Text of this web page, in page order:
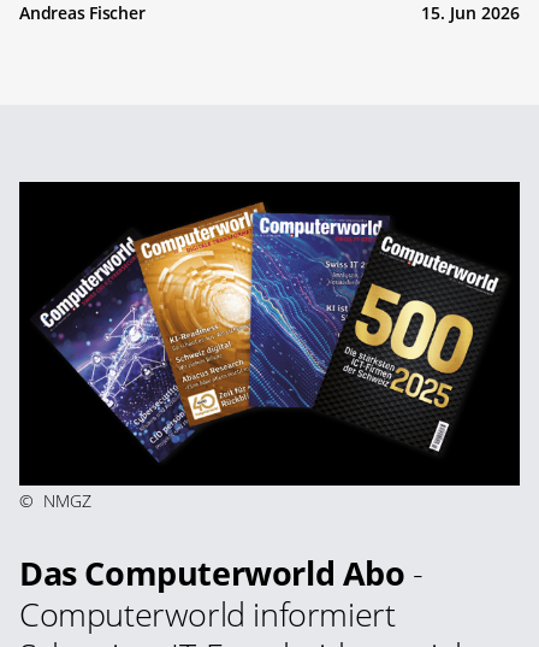
Andreas Fischer 15. Jun 2026
© NMGZ
Das Computerworld Abo -
Computerworld informiert